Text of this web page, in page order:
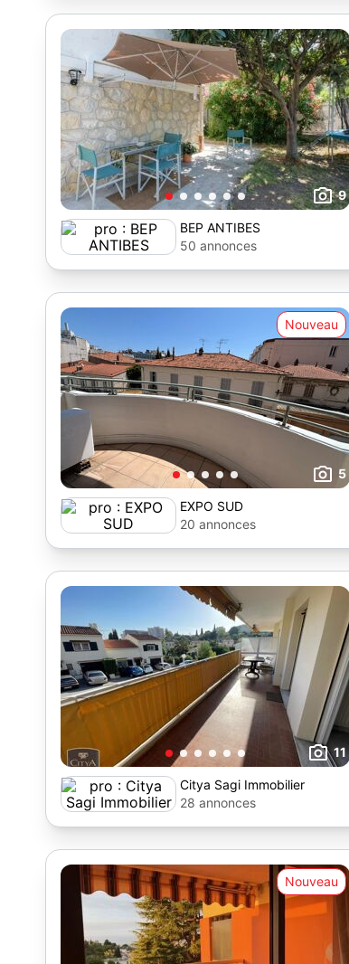
9
BEP ANTIBES
50 annonces
Nouveau
5
EXPO SUD
20 annonces
11
Citya Sagi Immobilier
28 annonces
Nouveau